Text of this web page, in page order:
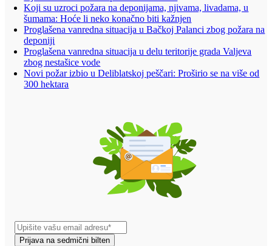
Koji su uzroci požara na deponijama, njivama, livadama, u
šumama: Hoće li neko konačno biti kažnjen
Proglašena vanredna situacija u Bačkoj Palanci zbog požara na
deponiji
Proglašena vanredna situacija u delu teritorije grada Valjeva
zbog nestašice vode
Novi požar izbio u Deliblatskoj peščari: Proširio se na više od
300 hektara
Prijava na sedmični bilten